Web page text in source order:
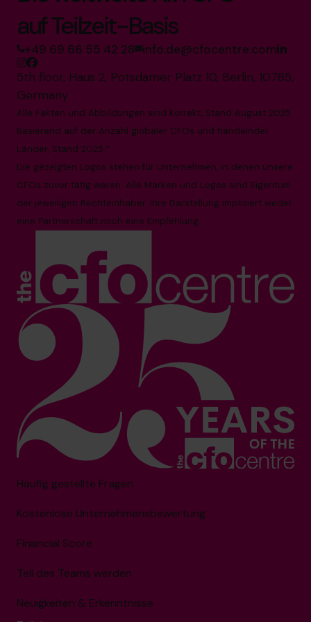
auf Teilzeit-Basis
+49 69 66 55 42 28 info.de@cfocentre.com
5th floor, Haus 2, Potsdamer Platz 10, Berlin, 10785,
Germany
Alle Fakten und Abbildungen sind korrekt, Stand August 2025
Basierend auf der Anzahl globaler CFOs und handelnder
Länder, Stand 2025.*
Die gezeigten Logos stehen für Unternehmen, in denen unsere
CFOs zuvor tätig waren. Alle Marken und Logos sind Eigentum
der jeweiligen Rechteinhaber. Ihre Darstellung impliziert weder
eine Partnerschaft noch eine Empfehlung.
Häufig gestellte Fragen
Kostenlose Unternehmensbewertung
Financial Score
Teil des Teams werden
Neuigkeiten & Erkenntnisse